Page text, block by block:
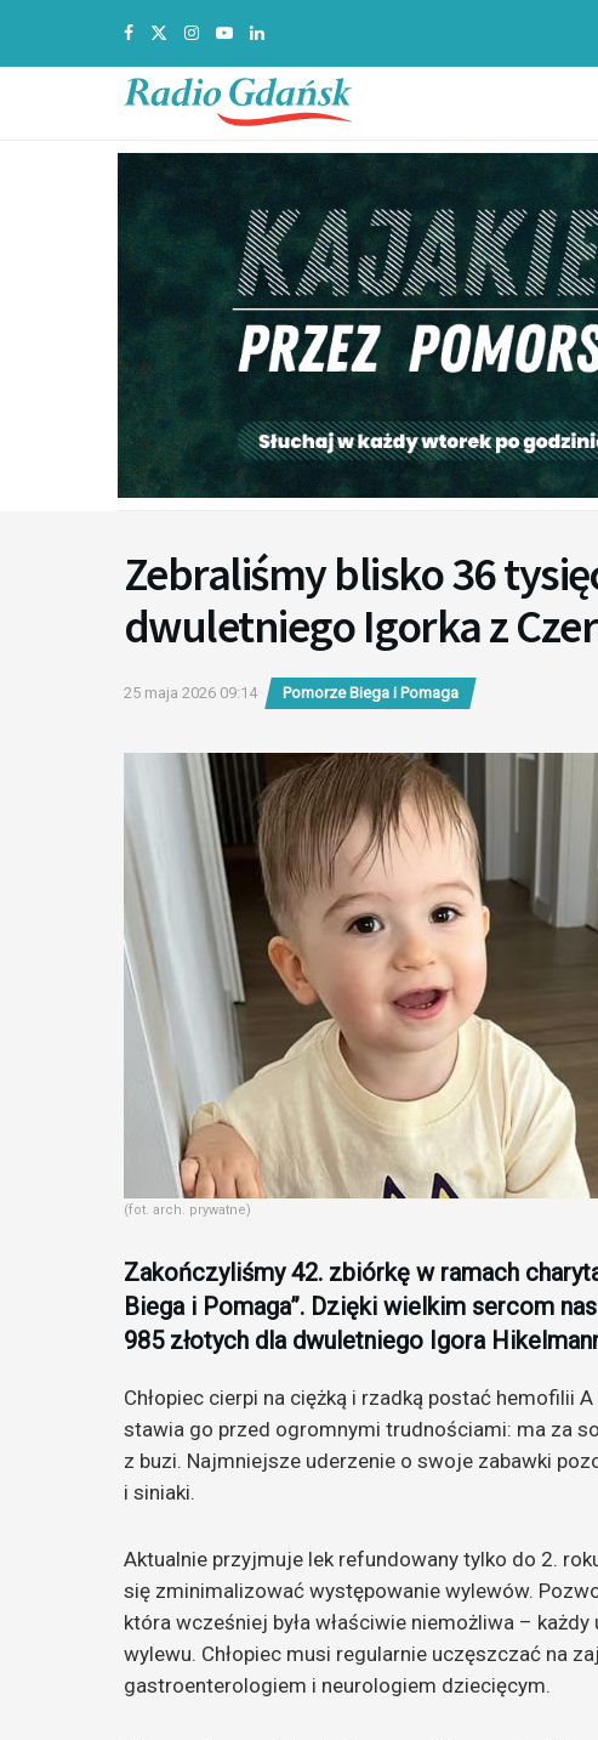
Zebraliśmy blisko 36
dwuletniego Igorka z
25 maja 2026 09:14 Pomorze Biega i Pomaga
(fot. arch. prywatne)
Zakończyliśmy 42. zbiórkę w ramach
Biega i Pomaga”. Dzięki wielkim sercom
985 złotych dla dwuletniego Igora
Chłopiec cierpi na ciężką i rzadką postać hemofilii
stawia go przed ogromnymi trudnościami: ma za
z buzi. Najmniejsze uderzenie o swoje zabawki
i siniaki.
Aktualnie przyjmuje lek refundowany tylko do 2.
się zminimalizować występowanie wylewów.
która wcześniej była właściwie niemożliwa –
wylewu. Chłopiec musi regularnie uczęszczać na
gastroenterologiem i neurologiem dziecięcym.